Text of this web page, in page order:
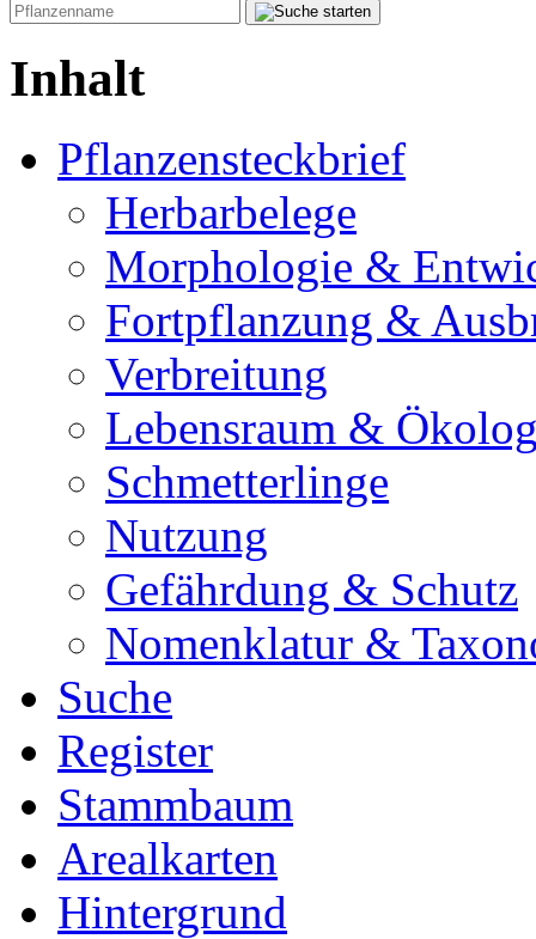
Inhalt
Pflanzensteckbrief
Herbarbelege
Morphologie &
Fortpflanzung &
Verbreitung
Lebensraum &
Schmetterlinge
Nutzung
Gefährdung & Schutz
Nomenklatur &
Suche
Register
Stammbaum
Arealkarten
Hintergrund